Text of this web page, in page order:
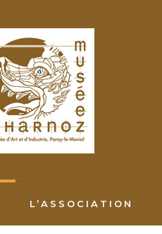
L’ASSOCIATION